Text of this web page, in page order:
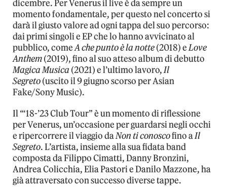
dicembre. Per Venerus il live è da sempre un
momento fondamentale, per questo nel concerto si
darà il giusto valore ad ogni tappa del suo percorso:
dai primi singoli e EP che lo hanno avvicinato al
pubblico, comeA che punto è la notte(2018) eLove
Anthem(2019), fino al suo atteso album di debutto
Magica Musica (2021) e l’ultimo lavoro,Il
Segreto(uscito il 9 giugno scorso per Asian
Fake/Sony Music).
Il “‘18-’23 Club Tour” è un momento di riflessione
per Venerus, un’occasione per guardarsi negli occhi
e ripercorrere il viaggio daNon ti conoscofino aIl
Segreto. L’artista, insieme alla sua fidata band
composta da Filippo Cimatti, Danny Bronzini,
Andrea Colicchia, Elia Pastori e Danilo Mazzone, ha
già attraversato con successo diverse tappe.